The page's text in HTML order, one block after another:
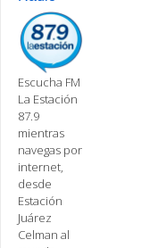
Escucha FM
La Estación
87.9
mientras
navegas por
internet,
desde
Estación
Juárez
Celman al